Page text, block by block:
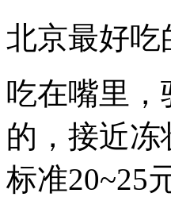
北京最好吃
吃在嘴里
的，接近
标准20~25